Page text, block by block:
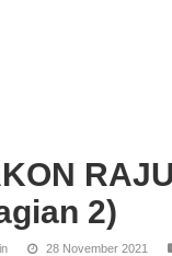
2)
28 November 2021